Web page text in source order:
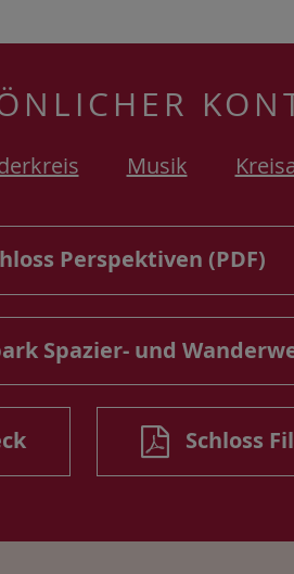
Musik
Perspektiven (PDF)
Spazier- und
Schloss